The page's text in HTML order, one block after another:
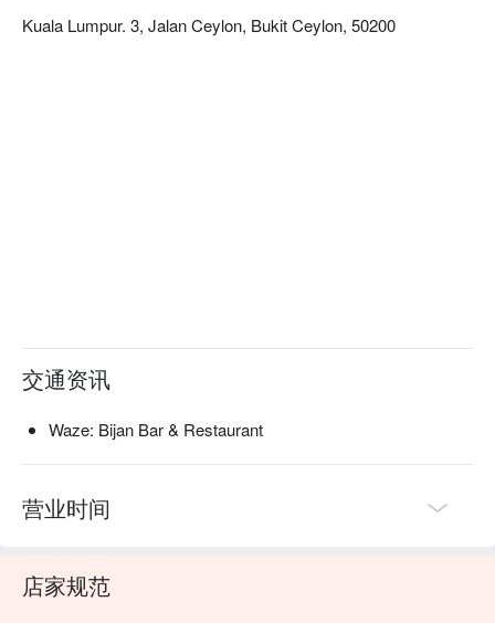
这场体验是所有细节谱成的交响乐：从香煎干贝的精致焦痕，
🥤 招牌饮品
选，完美搭配各式菜肴。
⭐ Google 评分：4.8 颗星，来自 850 则评论
适合庆祝人生重要里程碑、浪漫私密的两人晚餐，或重要的商
务会面。
Kuala Lumpur. 3, Jalan Ceylon, Bukit Ceylon, 50200
交通资讯
Waze: Bijan Bar & Restaurant
营业时间
店家规范